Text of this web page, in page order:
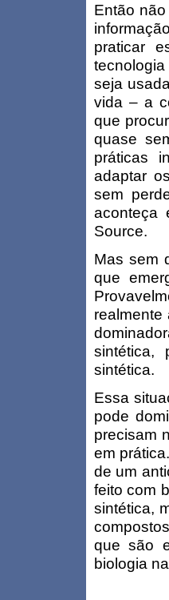
Então
praticar
seja
vida – a
que
quase
práticas
adaptar
sem
aconteça
Source.
Mas sem
que
sintética,
sintética.
Essa
pode
precisam
em
de um
feito com
sintética,
que são
biologia